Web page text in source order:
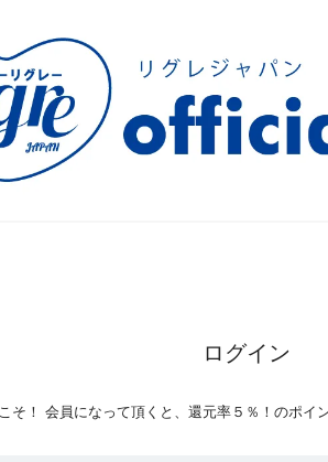
ログイン
そ！ 会員になって頂くと、還元率５％！のポイ